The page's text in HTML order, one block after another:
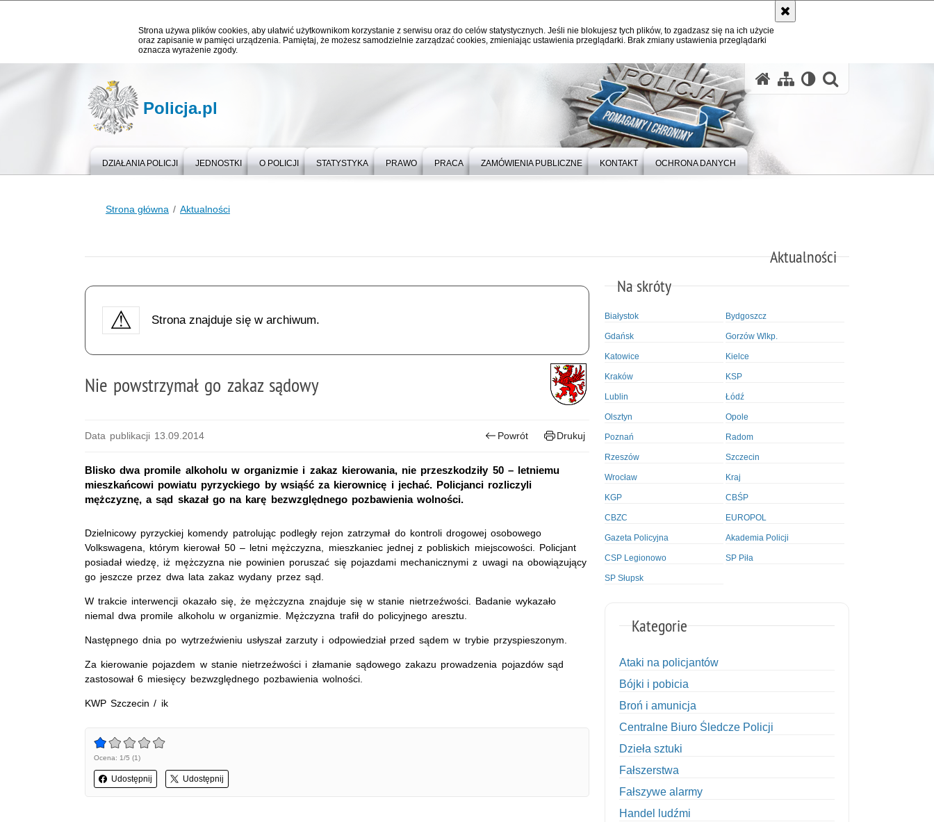
Strona używa plików cookies, aby ułatwić użytkownikom korzystanie z serwisu oraz do celów statystycznych. Jeśli nie blokujesz tych plików, to zgadzasz się na ich użycie
oraz zapisanie w pamięci urządzenia. Pamiętaj, że możesz samodzielnie zarządzać cookies, zmieniając ustawienia przeglądarki. Brak zmiany ustawienia przeglądarki
oznacza wyrażenie zgody.
Policja.pl
DZIAŁANIA POLICJI JEDNOSTKI O POLICJI STATYSTYKA PRAWO PRACA ZAMÓWIENIA PUBLICZNE KONTAKT OCHRONA DANYCH
Strona główna Aktualności
Aktualności
Strona znajduje się w archiwum.
Nie powstrzymał go zakaz sądowy
Data publikacji 13.09.2014 Powrót Drukuj
Blisko dwa promile alkoholu w organizmie i zakaz kierowania, nie przeszkodziły 50 – letniemu
mieszkańcowi powiatu pyrzyckiego by wsiąść za kierownicę i jechać. Policjanci rozliczyli
mężczyznę, a sąd skazał go na karę bezwzględnego pozbawienia wolności.
Dzielnicowy pyrzyckiej komendy patrolując podległy rejon zatrzymał do kontroli drogowej osobowego
Volkswagena, którym kierował 50 – letni mężczyzna, mieszkaniec jednej z pobliskich miejscowości. Policjant
posiadał wiedzę, iż mężczyzna nie powinien poruszać się pojazdami mechanicznymi z uwagi na obowiązujący
go jeszcze przez dwa lata zakaz wydany przez sąd.
W trakcie interwencji okazało się, że mężczyzna znajduje się w stanie nietrzeźwości. Badanie wykazało
niemal dwa promile alkoholu w organizmie. Mężczyzna trafił do policyjnego aresztu.
Następnego dnia po wytrzeźwieniu usłyszał zarzuty i odpowiedział przed sądem w trybie przyspieszonym.
Za kierowanie pojazdem w stanie nietrzeźwości i złamanie sądowego zakazu prowadzenia pojazdów sąd
zastosował 6 miesięcy bezwzględnego pozbawienia wolności.
KWP Szczecin / ik
Ocena: 1/5 (1)
Udostępnij Udostępnij
Na skróty
Białystok Bydgoszcz
Gdańsk Gorzów Wlkp.
Katowice Kielce
Kraków KSP
Lublin Łódź
Olsztyn Opole
Poznań Radom
Rzeszów Szczecin
Wrocław Kraj
KGP CBŚP
CBZC EUROPOL
Gazeta Policyjna Akademia Policji
CSP Legionowo SP Piła
SP Słupsk
Kategorie
Ataki na policjantów
Bójki i pobicia
Broń i amunicja
Centralne Biuro Śledcze Policji
Dzieła sztuki
Fałszerstwa
Fałszywe alarmy
Handel ludźmi